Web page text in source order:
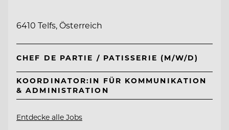
6410 Telfs, Österreich
CHEF DE PARTIE / PATISSERIE (M/W/D)
KOORDINATOR:IN FÜR KOMMUNIKATION
& ADMINISTRATION
Entdecke alle Jobs